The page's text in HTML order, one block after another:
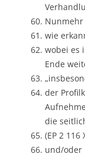
wie
wobei es
Ende
der
die
(EP 2
und/oder